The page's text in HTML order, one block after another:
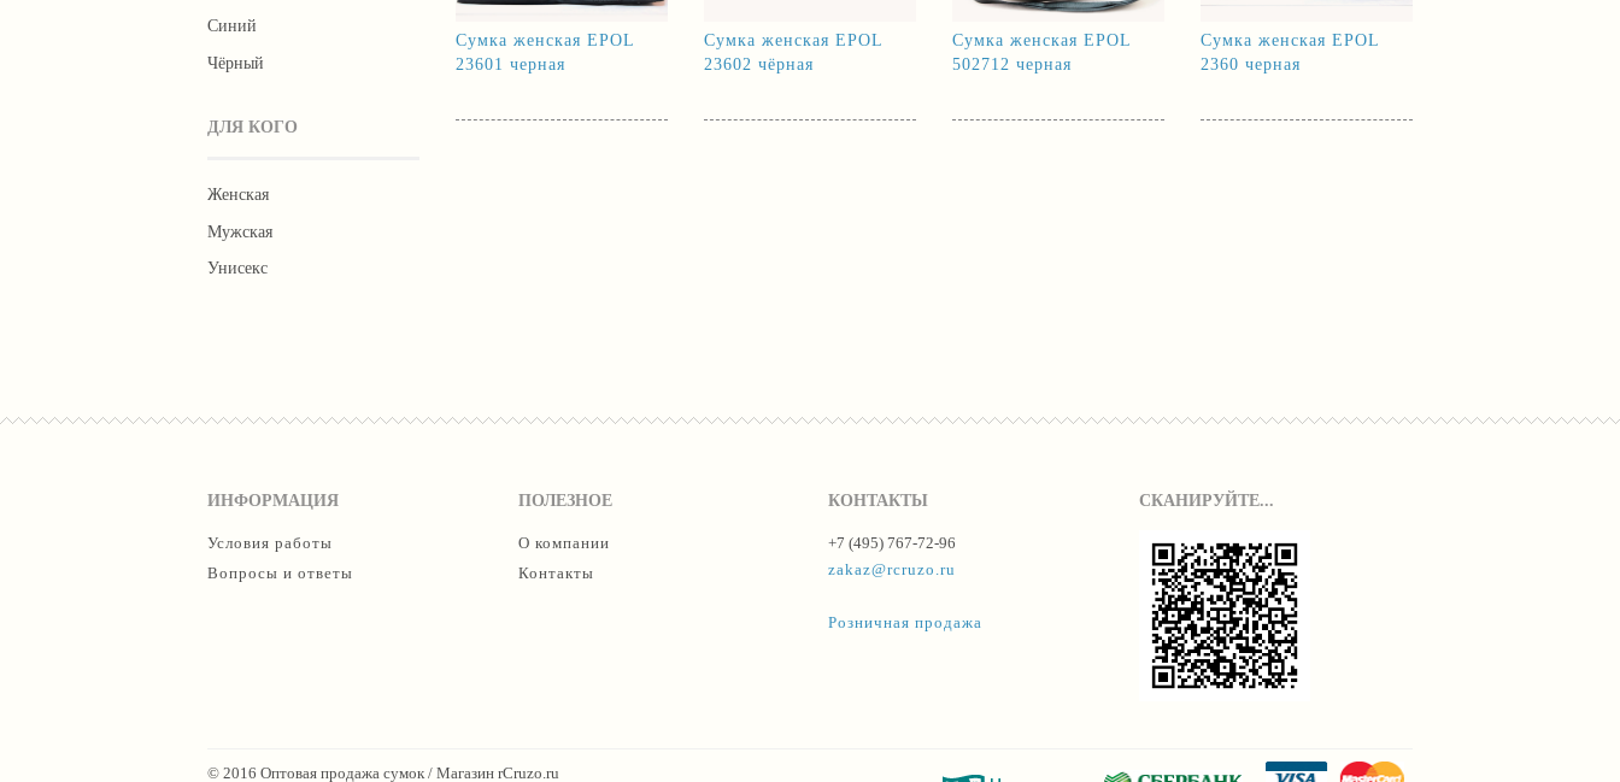
Синий
Чёрный
ДЛЯ КОГО
Женская
Мужская
Унисекс
Сумка женская EPOL
23601 черная
Сумка женская EPOL
23602 чёрная
Сумка женская EPOL
502712 черная
Сумка женская EPOL
2360 черная
ИНФОРМАЦИЯ
Условия работы
Вопросы и ответы
ПОЛЕЗНОЕ
О компании
Контакты
КОНТАКТЫ
+7 (495) 767-72-96
zakaz@rcruzo.ru
Розничная продажа
СКАНИРУЙТЕ...
© 2016 Оптовая продажа сумок / Магазин rCruzo.ru